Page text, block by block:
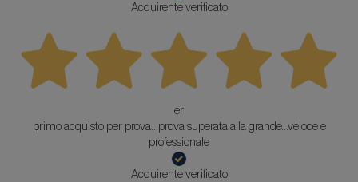
Acquirente verificato
Ieri
primo acquisto per prova...prova superata alla grande...veloce e
professionale
Acquirente verificato